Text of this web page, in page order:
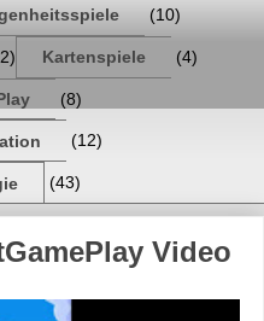
(10)
Kartenspiele (4)
(8)
(12)
(43)
Video